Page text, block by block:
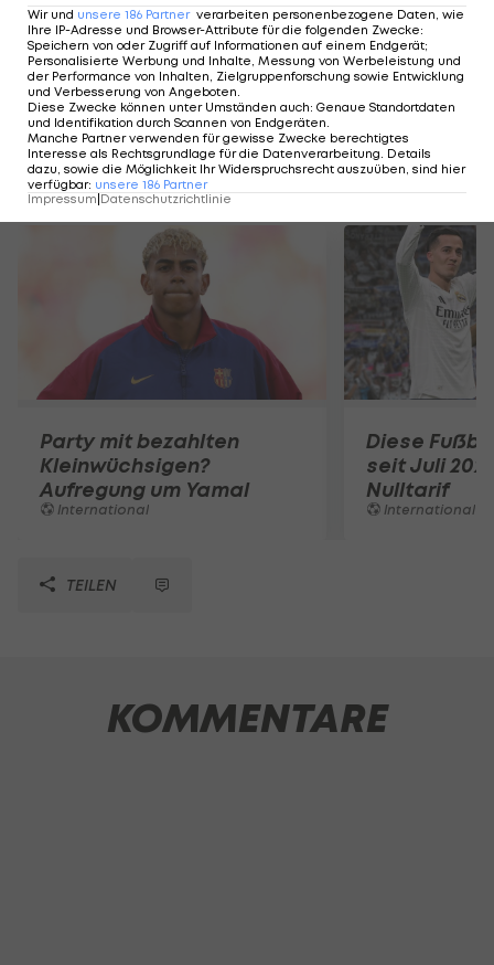
die Krise
Fußball - ADMIRAL 2. Liga
Austria Salzburg
Fußball -
Mehr zum Thema
Party mit bezahlten
Kleinwüchsigen?
Aufregung um Yamal
International
Diese
seit Juli
Nulltarif
International
TEILEN
KOMMENTARE
Wir und unsere 186 Partner verarbeiten personenbezogene Daten, wie
Ihre IP-Adresse und Browser-Attribute für die folgenden Zwecke:
Speichern von oder Zugriff auf Informationen auf einem Endgerät;
Personalisierte Werbung und Inhalte, Messung von Werbeleistung und
der Performance von Inhalten, Zielgruppenforschung sowie Entwicklung
und Verbesserung von Angeboten
Diese Zwecke können unter Umständen auch: Genaue Standortdaten
und Identifikation durch Scannen von Endgeräten
Manche Partner verwenden für gewisse Zwecke berechtigtes
Interesse als Rechtsgrundlage für die Datenverarbeitung. Details
dazu, sowie die Möglichkeit Ihr Widerspruchsrecht auszuüben, sind hier
verfügbar: unsere 186 Partner
Impressum|Datenschutzrichtlinie